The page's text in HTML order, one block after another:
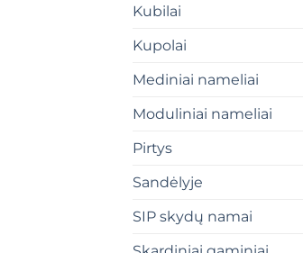
Kubilai
Kupolai
Mediniai nameliai
Moduliniai nameliai
Pirtys
Sandėlyje
SIP skydų namai